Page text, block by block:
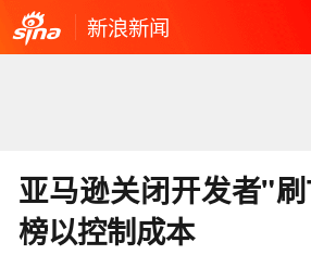
新浪新闻
亚马逊关闭开发者"
榜以控制成本